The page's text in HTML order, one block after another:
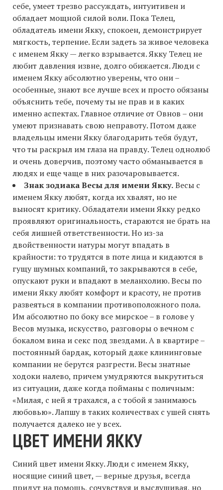
себе, умеет трезво рассуждать, интуитивен и
обладает мощной силой воли. Пока Телец,
обладатель имени Якку, спокоен, демонстрирует
мягкость, терпение. Если задеть за живое человека
с именем Якку — легко взрывается. Якку Телец не
любит давления извне, долго обижается. Люди с
именем Якку абсолютно уверены, что они –
особенные, знают все лучше всех и просто обязаны
объяснить тебе, почему ты не прав и в каких
именно аспектах. Главное отличие от Овнов – они
умеют признавать свою неправоту. Потом даже
владельцы имени Якку благодарить тебя будут,
что ты раскрыл им глаза на правду. Телец однолюб
и очень доверчив, поэтому часто обманывается в
людях и еще чаще в них разочаровывается.
Знак зодиака Весы для имени Якку.Весы с
именем Якку любят, когда их хвалят, но не
выносят критику. Обладатели имени Якку редко
проявляют оригинальность, стараются не брать на
себя лишней ответственности. Но из-за
двойственности натуры могут впадать в
крайности: то трудятся в поте лица и кидаются в
гущу шумных компаний, то закрываются в себе,
опускают руки и впадают в меланхолию. Весы по
имени Якку любят комфорт и красоту, не против
развеяться в компании противоположного пола.
Им абсолютно по боку все мирское – в голове у
Весов музыка, искусство, разговоры о вечном с
бокалом вина и секс под звездами. А в квартире –
постоянный бардак, который даже клининговые
компании не берутся разгрести. Весы знатные
ходоки налево, причем умудряются выкрутиться
из ситуации, даже когда пойманы с поличным:
«Милая, с ней я трахался, а с тобой я занимаюсь
любовью». Лапшу в таких количествах с ушей снять
получается далеко не у всех.
ЦВЕТ ИМЕНИ ЯККУ
Синий цвет имени Якку. Люди с именем Якку,
носящие синий цвет, — верные друзья, всегда
придут на помощь, сочувствуя и выслушивая, но